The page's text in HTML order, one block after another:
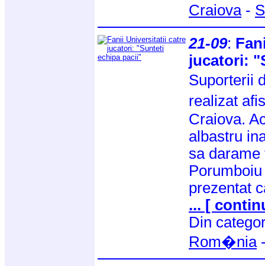
Craiova-
21-09:
jucatori:
Suporterii
realizat
Craiova.
albastru
sa darame
prezentat
... [
Din
Rom�nia